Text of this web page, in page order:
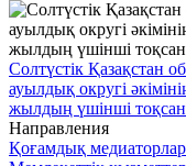
Солтүстік Қазақстан
ауылдық округі
жылдың үшінші
Направления
Қоғамдық медиаторлар